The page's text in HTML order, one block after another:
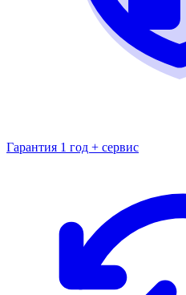
Гарантия 1 год + сервис